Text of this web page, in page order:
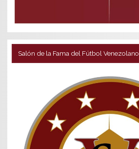
Salón de la Fama del Fútbol Venezolano